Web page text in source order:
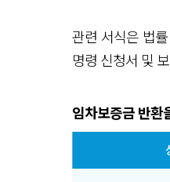
관련 서식은 법
명령 신청서 및
임차보증금 반환